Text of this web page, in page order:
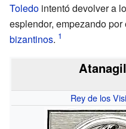
Toledo intentó devolver a
esplendor, empezando
bizantinos.
Rey de los